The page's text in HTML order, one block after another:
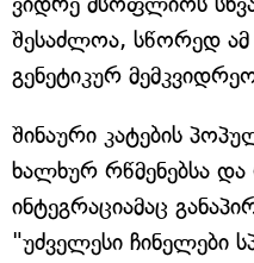
შესაძლოა, სწორედ ამ
გენეტიკურ
შინაური კატების
ხალხურ რწმენებსა
ინტეგრაციამაც
"უძველესი ჩინელები